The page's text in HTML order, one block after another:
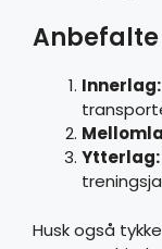
Innerlag:
Ytterlag:
Husk også